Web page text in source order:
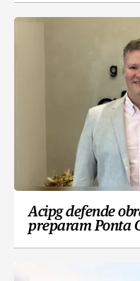
Acipg defende
preparam Ponta